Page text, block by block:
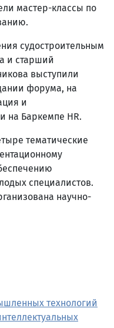
мастер-классы по
судостроительным
и старший
выступили
форума, на
и
на Баркемпе HR.
тематические
специалистов.
научно-
технологий